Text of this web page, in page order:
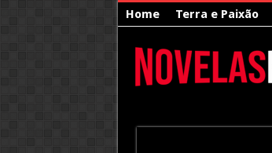
Home Terra e Paixão